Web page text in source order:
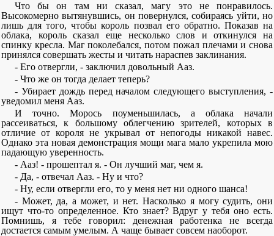
Что бы он там ни сказал, магу это не понравилось.
Высокомерно вытянувшись, он повернулся, собираясь уйти, но
лишь для того, чтобы король позвал его обратно. Показав на
облака, король сказал еще несколько слов и откинулся на
спинку кресла. Маг поколебался, потом пожал плечами и снова
принялся совершать жесты и читать нараспев заклинания.
- Его отвергли, - заключил довольный Ааз.
- Что же он тогда делает теперь?
- Убирает дождь перед началом следующего выступления, -
уведомил меня Ааз.
И точно. Морось поуменьшилась, а облака начали
рассеиваться, к большому облегчению зрителей, которых в
отличие от короля не укрывал от непогоды никакой навес.
Однако эта новая демонстрация мощи мага мало укрепила мою
падающую уверенность.
- Ааз! - прошептал я. - Он лучший маг, чем я.
- Да, - отвечал Ааз. - Ну и что?
- Ну, если отвергли его, то у меня нет ни одного шанса!
- Может, да, а может, и нет. Насколько я могу судить, они
ищут что-то определенное. Кто знает? Вдруг у тебя оно есть.
Помнишь, я тебе говорил: денежная работенка не всегда
достается самым умелым. А чаще бывает совсем наоборот.